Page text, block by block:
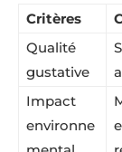
Critères
Qualité
gustative
Impact
environne